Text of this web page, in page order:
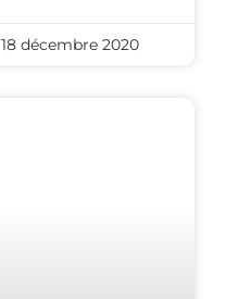
18 décembre 2020